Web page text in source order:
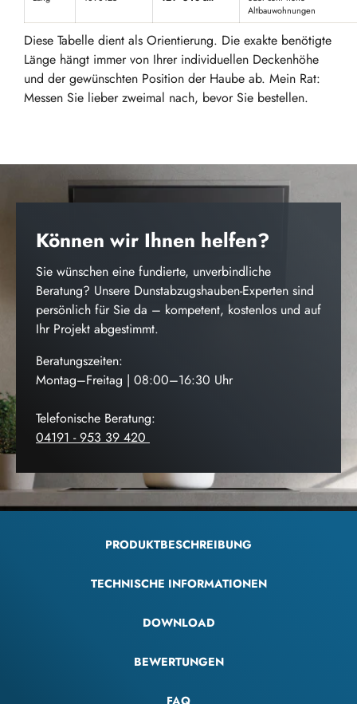
Altbauwohnungen
Diese Tabelle dient als Orientierung. Die exakte benötigte
Länge hängt immer von Ihrer individuellen Deckenhöhe
und der gewünschten Position der Haube ab. Mein Rat:
Messen Sie lieber zweimal nach, bevor Sie bestellen.
Können wir Ihnen helfen?
Sie wünschen eine fundierte, unverbindliche
Beratung? Unsere Dunstabzugshauben-Experten sind
persönlich für Sie da – kompetent, kostenlos und auf
Ihr Projekt abgestimmt.
Beratungszeiten:
Montag–Freitag | 08:00–16:30 Uhr
Telefonische Beratung:
04191 - 953 39 420
PRODUKTBESCHREIBUNG
TECHNISCHE INFORMATIONEN
DOWNLOAD
BEWERTUNGEN
FAQ